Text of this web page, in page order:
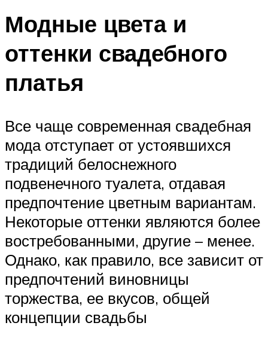
Модные цвета и
оттенки свадебного
платья
Все чаще современная свадебная
мода отступает от устоявшихся
традиций белоснежного
подвенечного туалета, отдавая
предпочтение цветным вариантам.
Некоторые оттенки являются более
востребованными, другие – менее.
Однако, как правило, все зависит от
предпочтений виновницы
торжества, ее вкусов, общей
концепции свадьбы